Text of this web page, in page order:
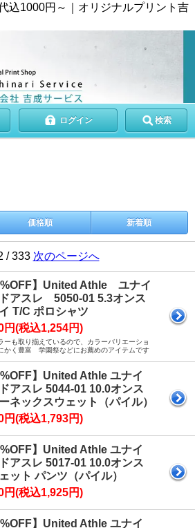
込1000円～｜オリジナルプリント吉
ログイン 検索
価格順 新着順
/ 333 次のページへ
】United Athle ユナイ
アスレ 5050-01 5.3オンス
イ T/C ポロシャツ
円(税込1,254円)
ーも取り揃えているので、カラーバリエーショ
かく豊富 学園祭などにお薦めのアイテムです
】United Athle ユナイ
アスレ 5044-01 10.0オンス
ネックスウェット（パイル）
円(税込1,793円)
】United Athle ユナイ
アスレ 5017-01 10.0オンス
ット パンツ（パイル）
円(税込1,925円)
】United Athle ユナイ